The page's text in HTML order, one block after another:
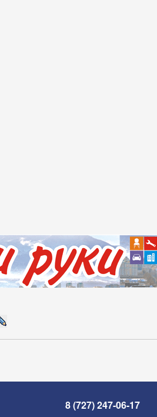
8 (727) 247-06-17